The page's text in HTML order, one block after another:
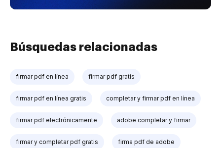
Búsquedas relacionadas
firmar pdf en línea firmar pdf gratis
firmar pdf en línea gratis completar y firmar pdf en línea
firmar pdf electrónicamente adobe completar y firmar
firmar y completar pdf gratis firma pdf de adobe